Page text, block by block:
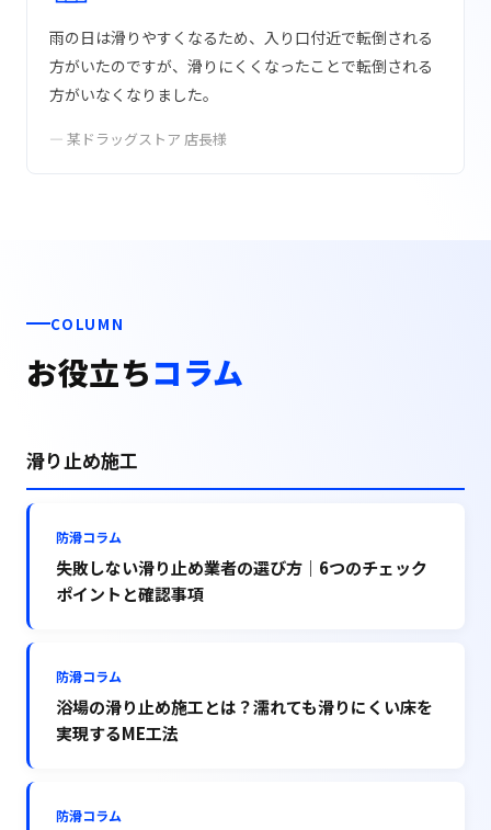
雨の日は滑りやすくなるため、入り口付近で転倒される
方がいたのですが、滑りにくくなったことで転倒される
方がいなくなりました。
— 某ドラッグストア 店長様
COLUMN
お役立ちコラム
滑り止め施工
防滑コラム
失敗しない滑り止め業者の選び方｜6つのチェック
ポイントと確認事項
防滑コラム
浴場の滑り止め施工とは？濡れても滑りにくい床を
実現するME工法
防滑コラム